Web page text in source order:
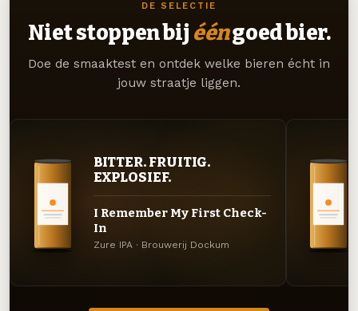
DE SELECTIE
Niet stoppen bij ééngoed bier.
Doe de smaaktest en ontdek welke bieren écht in
jouw straatje liggen.
BITTER. FRUITIG.
EXPLOSIEF.
I Remember My First Check-
In
Zure IPA · Brouwerij Dockum